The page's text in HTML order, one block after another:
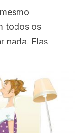
todos os
nada. Elas